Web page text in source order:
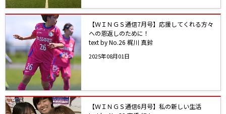
【ＷＩＮＧＳ通信7月号】応援してくれる方々
への恩返しのために！
text by No.26 梶川 真鈴
2025年08月01日
【ＷＩＮＧＳ通信6月号】私の新しい生活